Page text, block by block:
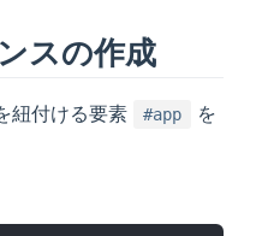
スの作成
紐付ける要素 #app
を